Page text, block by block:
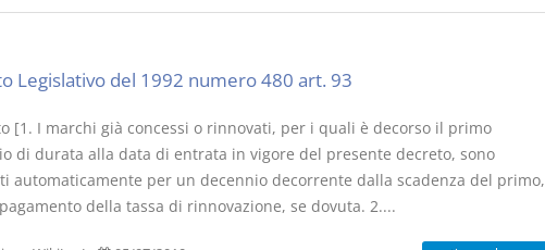
Legislativo del 1992 numero 480 art. 93
[1. I marchi già concessi o rinnovati, per i quali è decorso il primo
di durata alla data di entrata in vigore del presente decreto, sono
automaticamente per un decennio decorrente dalla scadenza del primo,
della tassa di rinnovazione, se dovuta. 2....
Prescrizione e
Versione ebook€ 4,19
(iva incl.)
Rapporto e
(iva incl.)